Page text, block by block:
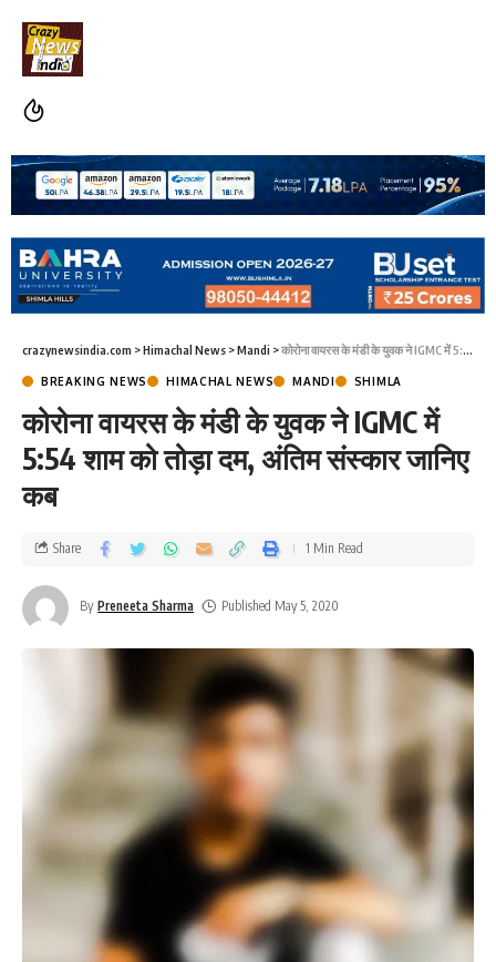
crazynewsindia.com >Himachal News >Mandi >कोरोना वायरस के मंडी के युवक ने IGMC में 5:54 शाम को तोड़ा दम, अंतिम संस्कार जानिए कब
BREAKING NEWS HIMACHAL NEWS MANDI SHIMLA
कोरोना वायरस के मंडी के युवक ने IGMC में
5:54 शाम को तोड़ा दम, अंतिम संस्कार जानिए
कब
By Preneeta Sharma Published May 5, 2020
Share 1 Min Read